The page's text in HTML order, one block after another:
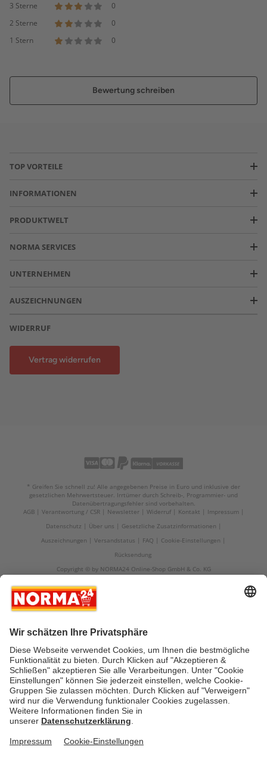
3 Sterne
0
2 Sterne
0
1 Stern
0
Bewertung schreiben
TOP VORTEILE
INFORMATIONEN
PRODUKTWELT
NORMA SERVICES
UNTERNEHMEN
AUSZEICHNUNGEN
WIDERRUF
Vertrag widerrufen
* Greifen Sie schnell zu! Alle angegebenen Preise in Euro und inklusive der
gesetzlichen Mehrwertsteuer. Irrtümer durch Schreib-, Programmier- und
Datenübertragungsfehler sind vorbehalten.
AGB
Verantwortung / CSR Newsletter Widerruf Kontakt
Impressum
Datenschutz
Über uns
Gesetzliche Zusatzinformationen
Auszeichnungen
Versandstatus FAQ
Cookie-Einstellungen
Rücksendung
Copyright © by NORMA24 Online-Shop GmbH & Co. KG